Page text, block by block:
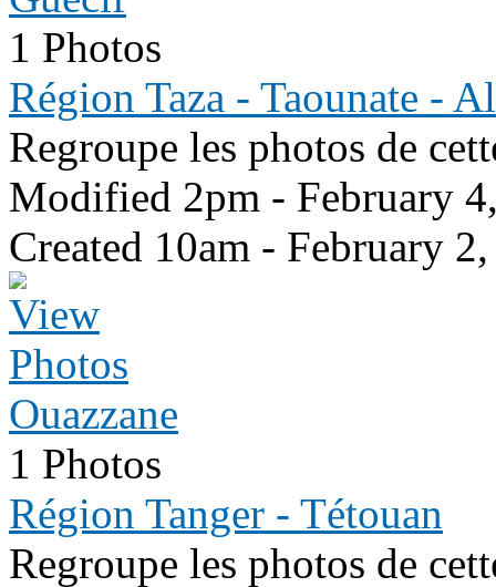
1 Photos
Région Taza - Taounate -
Regroupe les photos de
Modified 2pm - February
Created 10am - February
Ouazzane
1 Photos
Région Tanger - Tétouan
Regroupe les photos de